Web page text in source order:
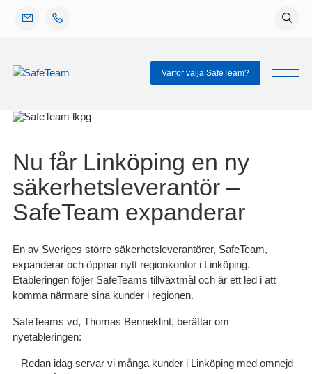
vidare
Varför välja SafeTeam?
Nu får Linköping en ny
säkerhetsleverantör –
SafeTeam expanderar
En av Sveriges större säkerhetsleverantörer, SafeTeam,
expanderar och öppnar nytt regionkontor i Linköping.
Etableringen följer SafeTeams tillväxtmål och är ett led i att
komma närmare sina kunder i regionen.
SafeTeams vd, Thomas Benneklint, berättar om
nyetableringen:
– Redan idag servar vi många kunder i Linköping med omnejd